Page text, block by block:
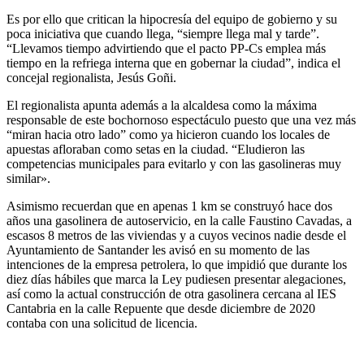
Es por ello que critican la hipocresía del equipo de gobierno y su
poca iniciativa que cuando llega, “siempre llega mal y tarde”.
“Llevamos tiempo advirtiendo que el pacto PP-Cs emplea más
tiempo en la refriega interna que en gobernar la ciudad”, indica el
concejal regionalista, Jesús Goñi.
El regionalista apunta además a la alcaldesa como la máxima
responsable de este bochornoso espectáculo puesto que una vez más
“miran hacia otro lado” como ya hicieron cuando los locales de
apuestas afloraban como setas en la ciudad. “Eludieron las
competencias municipales para evitarlo y con las gasolineras muy
similar».
Asimismo recuerdan que en apenas 1 km se construyó hace dos
años una gasolinera de autoservicio, en la calle Faustino Cavadas, a
escasos 8 metros de las viviendas y a cuyos vecinos nadie desde el
Ayuntamiento de Santander les avisó en su momento de las
intenciones de la empresa petrolera, lo que impidió que durante los
diez días hábiles que marca la Ley pudiesen presentar alegaciones,
así como la actual construcción de otra gasolinera cercana al IES
Cantabria en la calle Repuente que desde diciembre de 2020
contaba con una solicitud de licencia.